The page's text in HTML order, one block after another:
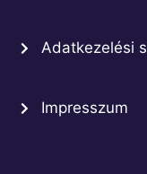
Adatkezelési
Impresszum